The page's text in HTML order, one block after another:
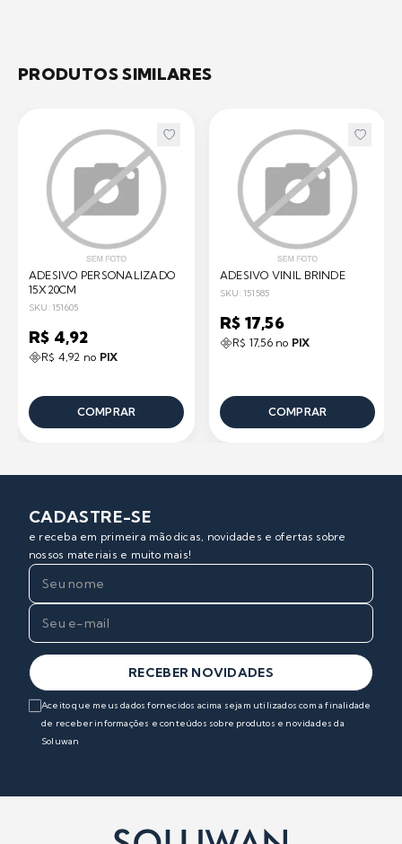
PRODUTOS SIMILARES
ADESIVO PERSONALIZADO
15X20CM
SKU: 151605
R$ 4,92
R$ 4,92 no PIX
COMPRAR
ADESIVO VINIL BRINDE
SKU: 151585
R$ 17,56
R$ 17,56 no PIX
COMPRAR
CADASTRE-SE
e receba em primeira mão dicas, novidades e ofertas sobre
nossos materiais e muito mais!
RECEBER NOVIDADES
Aceito que meus dados fornecidos acima sejam utilizados com a finalidade
de receber informações e conteúdos sobre produtos e novidades da
Soluwan